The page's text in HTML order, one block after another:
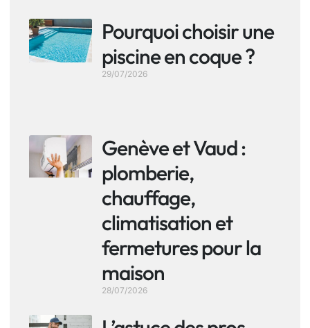
Pourquoi choisir une
piscine en coque ?
29/07/2026
Genève et Vaud :
plomberie,
chauffage,
climatisation et
fermetures pour la
maison
28/07/2026